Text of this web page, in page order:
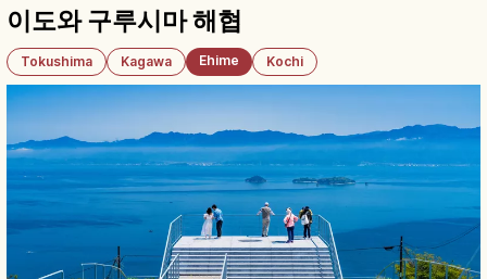
이도와 구루시마 해협
Tokushima Kagawa Ehime Kochi